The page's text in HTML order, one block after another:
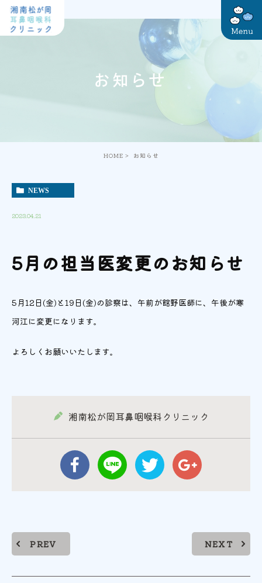
お知らせ
HOME お知らせ
NEWS
2023.04.21
5月の担当医変更のお知らせ
5月12日(金)と19日(金)の診察は、午前が館野医師に、午後が寒
河江に変更になります。
よろしくお願いいたします。
湘南松が岡耳鼻咽喉科クリニック
PREV NEXT